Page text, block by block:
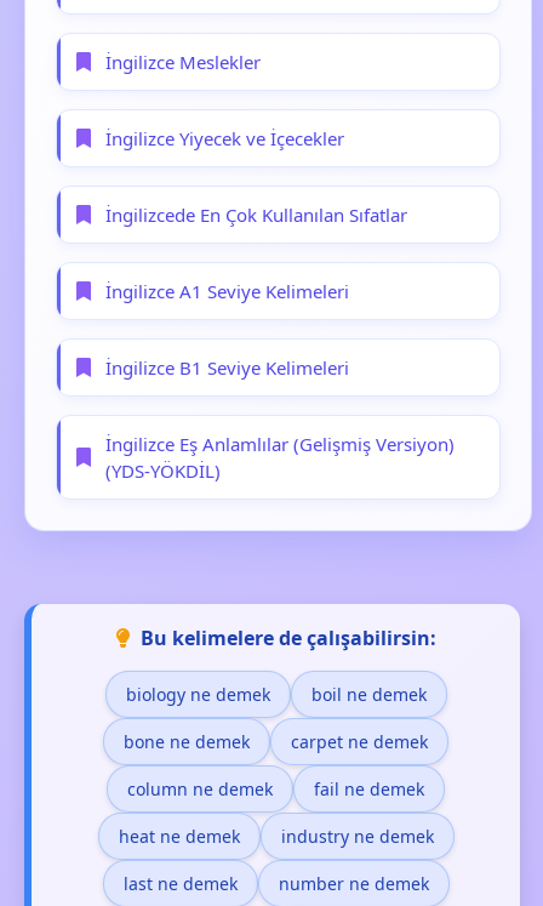
İngilizce Meslekler
İngilizce Yiyecek ve İçecekler
İngilizcede En Çok Kullanılan Sıfatlar
İngilizce A1 Seviye Kelimeleri
İngilizce B1 Seviye Kelimeleri
İngilizce Eş Anlamlılar (Gelişmiş Versiyon)
(YDS-YÖKDİL)
Bu kelimelere de çalışabilirsin:
biology ne demek boil ne demek
bone ne demek carpet ne demek
column ne demek fail ne demek
heat ne demek industry ne demek
last ne demek number ne demek